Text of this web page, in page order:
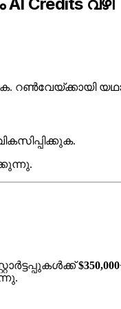
റൺവേയ്ക്കായി